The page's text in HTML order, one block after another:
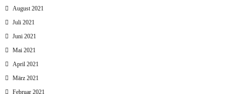
August 2021
Juli 2021
Juni 2021
Mai 2021
April 2021
März 2021
Februar 2021